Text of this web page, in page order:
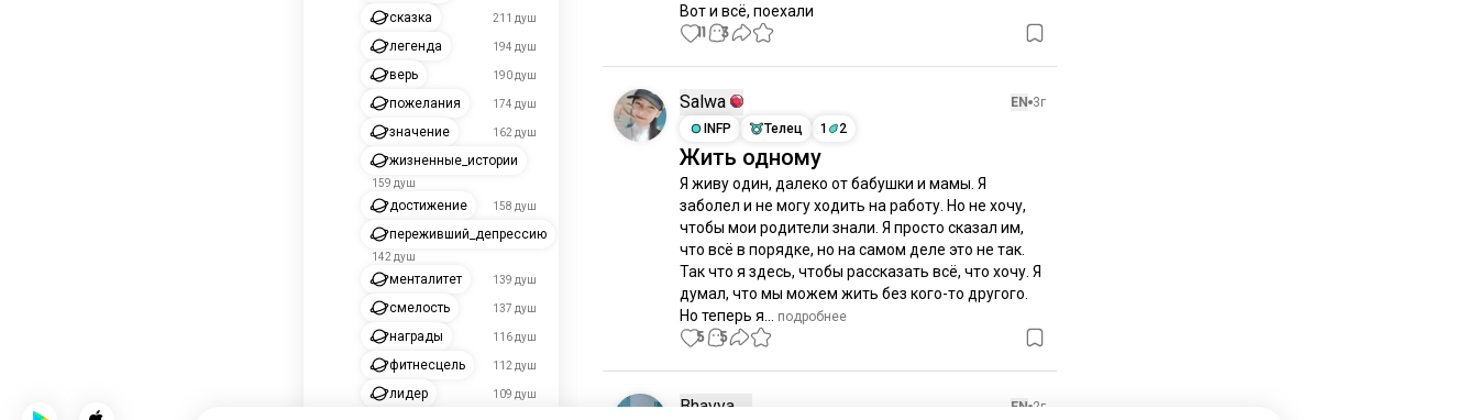
сказка 211 душ
легенда 194 душ
верь 190 душ
пожелания 174 душ
значение 162 душ
жизненные_истории
159 душ
достижение 158 душ
переживший_депрессию
142 душ
менталитет 139 душ
смелость 137 душ
награды 116 душ
фитнесцель 112 душ
лидер 109 душ
Вот и всё, поехали
11 3
Salwa EN 3г
INFP
Телец 1 2
Жить одному
Я живу один, далеко от бабушки и мамы. Я
заболел и не могу ходить на работу. Но не хочу,
чтобы мои родители знали. Я просто сказал им,
что всё в порядке, но на самом деле это не так.
Так что я здесь, чтобы рассказать всё, что хочу. Я
думал, что мы можем жить без кого-то другого.
Но теперь я...
подробнее
5 5
Bhavya EN 2г